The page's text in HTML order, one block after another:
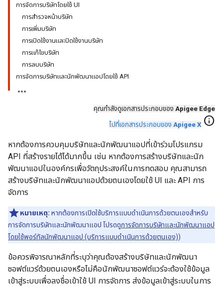
การจัดการบริษัทโดยใช้ UI
การสำรวจหน้าบริษัท
การเพิ่มบริษัท
การเปิดใช้งานและปิดใช้งานบริษัท
การแก้ไขบริษัท
การลบบริษัท
การจัดการบริษัทและนักพัฒนาแอปโดยใช้ API
คุณกําลังดูเอกสารประกอบของ Apigee Edge
ไปที่เอกสารประกอบของ Apigee X info
หากต้องการควบคุมบริษัทและนักพัฒนาแอปที่เข้าร่วมโปรแกรม
API ที่สร้างรายได้ได้มากขึ้น เช่น หากต้องการสร้างบริษัทและนัก
พัฒนาแอปในองค์กรเพื่อวัตถุประสงค์ในการทดสอบ คุณสามารถ
สร้างบริษัทและนักพัฒนาแอปด้วยตนเองโดยใช้ UI และ API การ
จัดการ
หมายเหตุ: หากต้องการเปิดใช้บริการแบบดำเนินการด้วยตนเองสำหรับ
การจัดการบริษัทและนักพัฒนาแอป โปรดดูการจัดการบริษัทและนักพัฒนาแอป
โดยใช้พอร์ทัลนักพัฒนาแอป (บริการแบบดำเนินการด้วยตนเอง))
ข้อควรพิจารณาหลักที่ระบุว่าคุณต้องสร้างบริษัทและนักพัฒนา
ซอฟต์แวร์ด้วยตนเองหรือไม่คือนักพัฒนาซอฟต์แวร์จะต้องใช้ข้อมูล
เข้าสู่ระบบเพื่อลงชื่อเข้าใช้ UI การจัดการ ส่งข้อมูลเข้าสู่ระบบในการ